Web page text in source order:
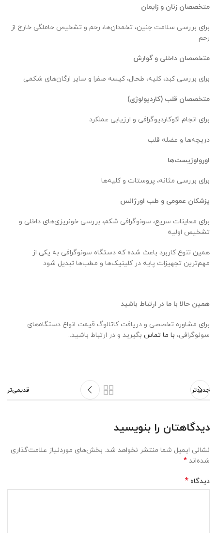
متخصصان زنان و زایمان
برای بررسی سلامت جنین، تخمدان‌ها، رحم و تشخیص حاملگی خارج از
رحم
متخصصان داخلی و گوارش
برای بررسی کبد، کلیه، طحال، کیسه صفرا و سایر ارگان‌های شکمی
متخصصان قلب (کاردیولوژی)
برای انجام اکوکاردیوگرافی و ارزیابی عملکرد
دریچه‌ها و عضله قلب
اورولوژیست‌ها
برای بررسی مثانه، پروستات و کلیه‌ها
پزشکان عمومی و طب اورژانس
برای معاینات سریع، سونوگرافی شکم، بررسی خونریزی‌های داخلی و
تشخیص اولیه
همین تنوع کاربرد باعث شده که دستگاه سونوگرافی به یکی از
مهم‌ترین تجهیزات پایه در کلینیک‌ها و مطب‌ها تبدیل شود
همین حالا با ما در ارتباط باشید
برای مشاوره تخصصی و دریافت کاتالوگ قیمت انواع دستگاه‌های
سونوگرافی، با ما تماس بگیرید و در ارتباط باشید..
جدیدتر قدیمی‌تر
دیدگاهتان را بنویسید
نشانی ایمیل شما منتشر نخواهد شد. بخش‌های موردنیاز علامت‌گذاری
شده‌اند*
دیدگاه*